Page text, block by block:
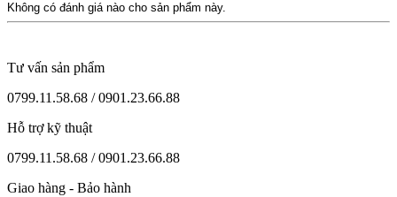
Không có đánh giá nào cho sản phẩm này.
Tư vấn sản phẩm
0799.11.58.68 / 0901.23.66.88
Hỗ trợ kỹ thuật
0799.11.58.68 / 0901.23.66.88
Giao hàng - Bảo hành